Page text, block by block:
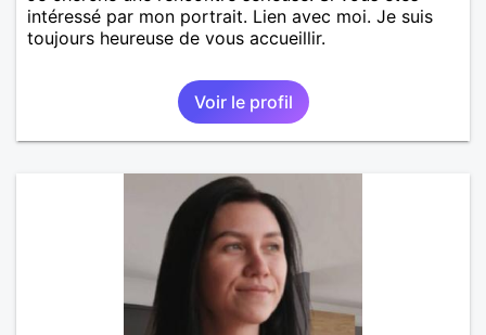
intéressé par mon portrait. Lien avec moi. Je suis
toujours heureuse de vous accueillir.
Voir le profil